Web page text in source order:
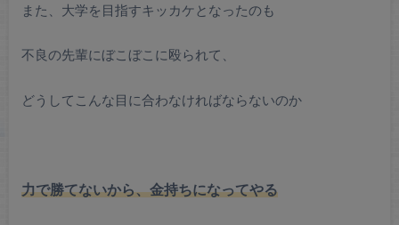
また、大学を目指すキッカケとなったのも
不良の先輩にぼこぼこに殴られて、
どうしてこんな目に合わなければならないのか
力で勝てないから、金持ちになってやる